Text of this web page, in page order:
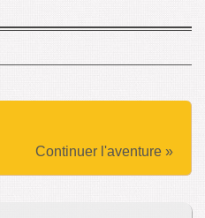
Continuer l'aventure »